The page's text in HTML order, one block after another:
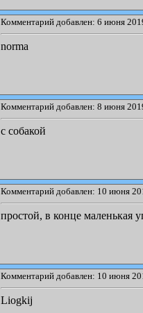
Комментарий добавлен: 6 июня
norma
Комментарий добавлен: 8 июня
с собакой
Комментарий добавлен: 10 июня
простой, в конце маленькая
Комментарий добавлен: 10 июня
Liogkij